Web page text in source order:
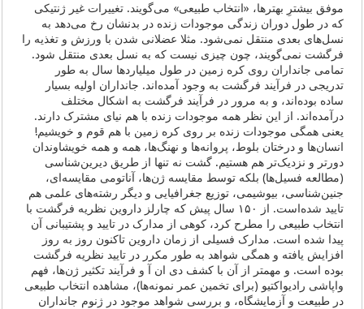
موفق بیشترِ بهترها، «انتخاب طبیعی» می‌گویند. تغییرات غیر ژنتیکی
که در طول دوران زندگی موجودات زنده در بدنشان رخ می‌دهد به
نسل‌های بعدی منتقل نمی‌شود. مثلا عضلانی شدن با ورزش و تغذیه را
فرگشت نمی‌گویند، چون چیزی نیست که به نسل بعدی منتقل شود.
تمامی جانداران روی کره زمین در طول میلیاردها سال به طور
تدریجی در فرآیند فرگشت به وجود آمده‌اند. جانداران اولیه بسیار
ساده بوده‌اند، و به مرور در فرآیند فرگشت به اشکال مختلف
درآمده‌اند. از این نظر همه موجودات زنده با هم نیای مشترک دارند.
یعنی همگی موجودات زنده بر روی کره زمین با هم قوم و خویشیم!
انسان‌ها و درختان بلوط، پروانه‌ها و نهنگ‌ها، همه و همه خویشاوندان
دورتر و نزدیک‌تر هم هستیم. گشت نه تنها از طریق دیرین‌شناسی
(مطالعه فسیل‌ها) بلکه توسط مقایسه ژن‌ها، آناتومی مقایسه‌ای،
جنین‌شناسی، بیوشیمی، توزیع جغرافیایی و دیگر رشته‌های علمی هم
تایید شده‌است. از ۱۵۰ سال پیش که چارلز داروین نظریه فرگشت با
انتخاب طبیعی را مطرح کرد، کوهی از مدارک در تایید و پشتیبانی آن
پیدا شده است. مدارک فسیلی از زمان داروین تاکنون روز به روز
افزایش یافته و همگی شواهد به طور مکرر در تایید نظریه فرگشت
بوده است. و مهمتر از آن با کشف دی ان آ و فرآیند تکثیر ژن‌ها، فهم
واپاشی رادیواکتیو (برای تخمین عمر نمونه‌ها)، مشاهده انتخاب طبیعی
در طبیعت و آزمایشگاه، و بررسی شواهد موجود در ژنوم جانداران